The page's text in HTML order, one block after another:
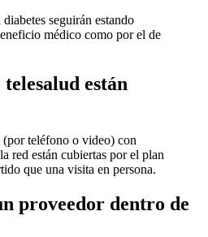
seguirán estando
médico como por el de
telesalud están
(por teléfono o video) con
red están cubiertas por el plan
que una visita en persona.
proveedor dentro de